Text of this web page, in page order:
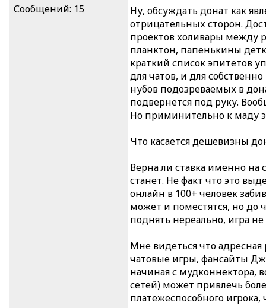
Сообщений: 15
Ну, обсуждать донат как
отрицательных сторон.
проектов холивары между
планктон, папенькины
краткий список эпитетов
для чатов, и для
нубов подозреваемых в
подвернется под руку.
Но приминительно к маду
Что касается дешевизны
Верна ли ставка именно
станет. Не факт что это
онлайн в 100+ человек
может и поместятся, но до
поднять нереально, игра
Мне видеться что
чатовые игры, фансайты
начиная с мудконнектора,
сетей) может привлечь
платежеспособного